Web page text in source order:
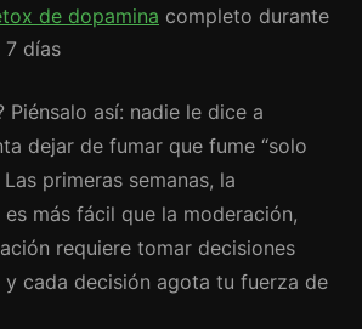
de dopamina completo durante
7 días
Piénsalo así: nadie le dice a
dejar de fumar que fume “solo
primeras semanas, la
más fácil que la moderación,
requiere tomar decisiones
y cada decisión agota tu fuerza de